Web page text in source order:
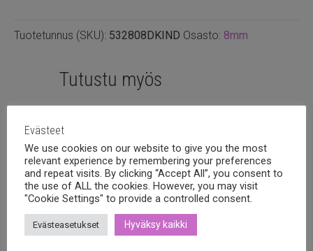
indigo,
Tuotetunnus (SKU): 532808DKIND Osasto: 8mm
Tutustu myös
Evästeet
We use cookies on our website to give you the most
relevant experience by remembering your preferences
and repeat visits. By clicking “Accept All”, you consent to
the use of ALL the cookies. However, you may visit
"Cookie Settings" to provide a controlled consent.
Evästeasetukset Hyväksy kaikki